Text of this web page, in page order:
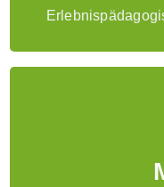
Erlebnis- und
Lehrmittel des
Hohen
Lehrmittel des